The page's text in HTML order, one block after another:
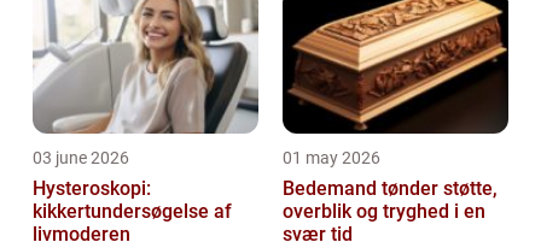
03 june 2026
Hysteroskopi:
kikkertundersøgelse af
livmoderen
01 may 2026
Bedemand tønder støtte,
overblik og tryghed i en
svær tid